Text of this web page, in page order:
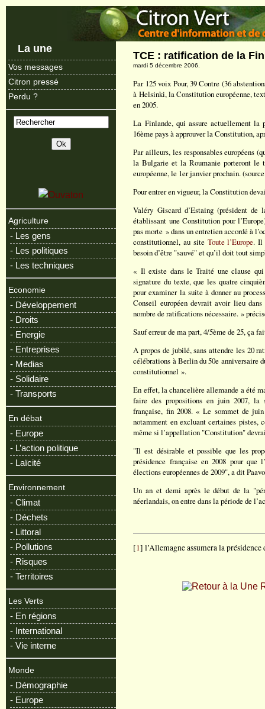
La une
Vos messages
Citron pressé
Perdu ?
Agriculture
- Les gens
- Les politiques
- Les techniques
Economie
- Développement
- Droits
- Energie
- Entreprises
- Medias
- Solidaire
- Transports
En débat
- Europe
- L’action politique
- Laïcité
Environnement
- Climat
- Déchets
- Littoral
- Pollutions
- Risques
- Territoires
Les Verts
- En régions
- International
- Vie interne
Monde
- Démographie
- Europe
TCE : ratification de la
mardi 5 décembre 2006.
Par 125 voix Pour, 39 Contre (36
à Helsinki, la Constitution européenne,
en 2005.
La Finlande, qui assure actuellement la
16ème pays à approuver la Constitution,
Par ailleurs, les responsables européens
la Bulgarie et la Roumanie porteront le
européenne, le 1er janvier prochain.
Pour entrer en vigueur, la Constitution
Valéry Giscard d’Estaing (président
établissant une Constitution pour
pas morte » dans un entretien accordé à
constitutionnel, au site Toute l’Europe. Il
besoin d’être "sauvé" et qu’il doit tout
« Il existe dans le Traité une clause
signature du texte, que les quatre
pour examiner la suite à donner au
Conseil européen devrait avoir lieu
nombre de ratifications nécessaire. »
Sauf erreur de ma part, 4/5ème de 25, ça
A propos de jubilé, sans attendre les 20
célébrations à Berlin du 50e anniversaire
constitutionnel ».
En effet, la chancelière allemande a été
faire des propositions en juin 2007, la
française, fin 2008. « Le sommet de
notamment en excluant certaines pistes,
même si l’appellation "Constitution"
"Il est désirable et possible que les
présidence française en 2008 pour que
élections européennes de 2009", a dit
Un an et demi après le début de la
néerlandais, on entre dans la période de
[1] l’Allemagne assumera la